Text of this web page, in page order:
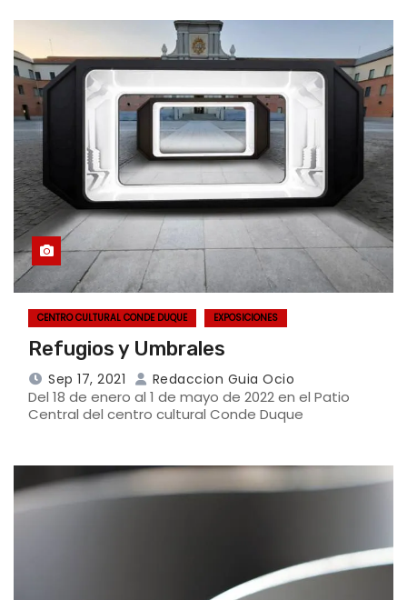
CENTRO CULTURAL CONDE DUQUE EXPOSICIONES
Refugios y Umbrales
Sep 17, 2021 Redaccion Guia Ocio
Del 18 de enero al 1 de mayo de 2022 en el Patio
Central del centro cultural Conde Duque